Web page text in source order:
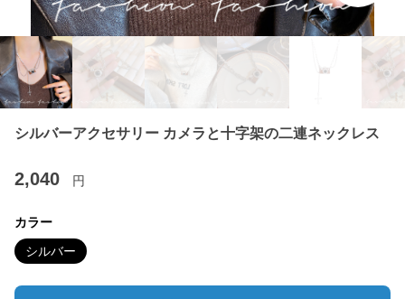
シルバーアクセサリー カメラと十字架の二連ネックレス
2,040 円
カラー
シルバー